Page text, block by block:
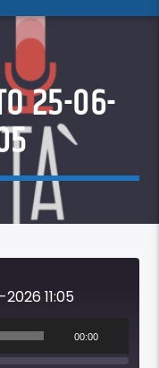
25-06-
11:05
00:00